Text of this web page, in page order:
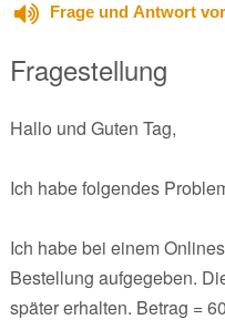
Frage und Antwort
Fragestellung
Hallo und Guten Tag,
Ich habe folgendes
Ich habe bei einem
Bestellung aufgegeben.
später erhalten. Betrag =